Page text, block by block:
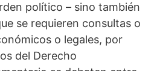
político – sino también
se requieren consultas o
o legales, por
del Derecho